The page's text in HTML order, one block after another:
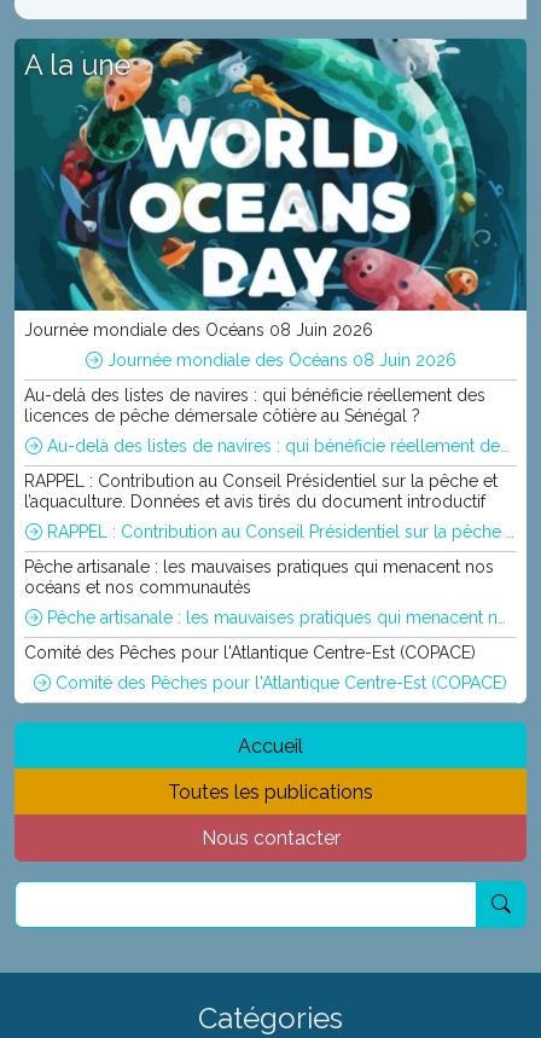
A la une
Journée mondiale des Océans 08 Juin 2026
Journée mondiale des Océans 08 Juin 2026
Au-delà des listes de navires : qui bénéficie réellement des
licences de pêche démersale côtière au Sénégal ?
Au-delà des listes de navires : qui bénéficie réellement des licences de pêche démersale côtière au Sénégal ?
RAPPEL : Contribution au Conseil Présidentiel sur la pêche et
l’aquaculture. Données et avis tirés du document introductif
RAPPEL : Contribution au Conseil Présidentiel sur la pêche et l’aquaculture. Données et avis tirés du document introductif
Pêche artisanale : les mauvaises pratiques qui menacent nos
océans et nos communautés
Pêche artisanale : les mauvaises pratiques qui menacent nos océans et nos communautés
Comité des Pêches pour l'Atlantique Centre-Est (COPACE)
Comité des Pêches pour l'Atlantique Centre-Est (COPACE)
Accueil
Toutes les publications
Nous contacter
Catégories